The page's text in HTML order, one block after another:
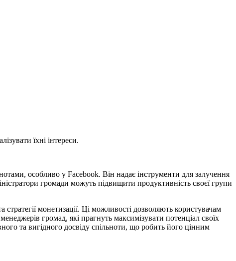
їхні інтереси.
особливо у Facebook. Він надає інструменти для залучення
громади можуть підвищити продуктивність своєї групи
монетизації. Ці можливості дозволяють користувачам
громад, які прагнуть максимізувати потенціал своїх
та вигідного досвіду спільноти, що робить його цінним